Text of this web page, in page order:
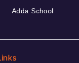
Adda School